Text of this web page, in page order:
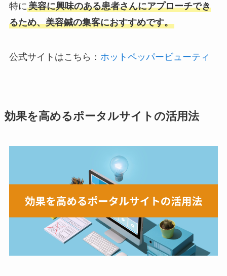
特に美容に興味のある患者さんにアプローチでき
るため、美容鍼の集客におすすめです。
公式サイトはこちら： ホットペッパービューティ
効果を高めるポータルサイトの活用法